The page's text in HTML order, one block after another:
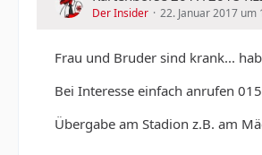
Der Insider 22. Januar 2017 um
Frau und Bruder sind krank...
Bei Interesse einfach anrufen
Übergabe am Stadion z.B. am